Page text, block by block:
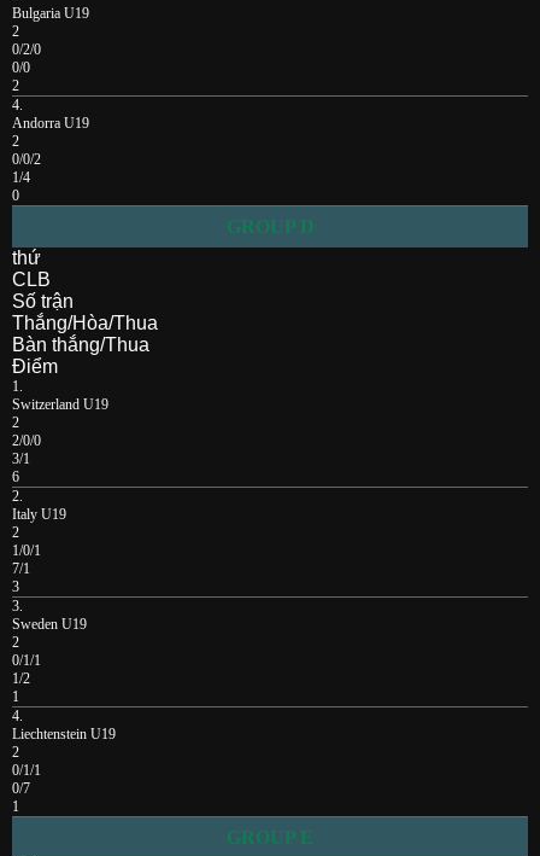
Bulgaria U19
2
0/2/0
0/0
2
4.
Andorra U19
2
0/0/2
1/4
0
GROUP D
thứ
CLB
Số trận
Thắng/Hòa/Thua
Bàn thắng/Thua
Điểm
1.
Switzerland U19
2
2/0/0
3/1
6
2.
Italy U19
2
1/0/1
7/1
3
3.
Sweden U19
2
0/1/1
1/2
1
4.
Liechtenstein U19
2
0/1/1
0/7
1
GROUP E